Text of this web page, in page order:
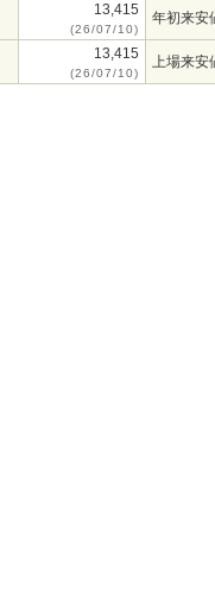
13,415
(26/07/10)
年初来安
13,415
(26/07/10)
上場来安